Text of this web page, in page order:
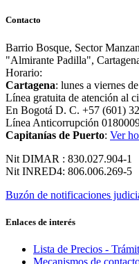
Contacto
Barrio Bosque, Sector
"Almirante Padilla",
Horario:
Cartagena: lunes a viernes
Línea gratuita de atención al
En Bogotá D. C. +57 (601)
Línea Anticorrupción
Capitanías de Puerto: Ver
Nit DIMAR : 830.027.904-1
Nit INRED4: 806.006.269-5
Buzón de notificaciones
Enlaces de interés
Lista de Precios -
Mecanismos de